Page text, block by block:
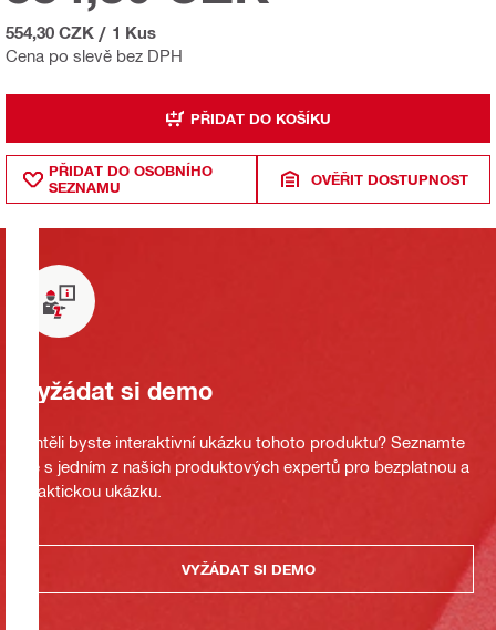
Cena po slevě bez DPH
554,30 CZK / 1 Kus
PŘIDAT DO KOŠÍKU
PŘIDAT DO OSOBNÍHO
SEZNAMU
OVĚŘIT DOSTUPNOST
Vyžádat si demo
Chtěli byste interaktivní ukázku tohoto produktu? Seznamte
se s jedním z našich produktových expertů pro bezplatnou a
praktickou ukázku.
VYŽÁDAT SI DEMO